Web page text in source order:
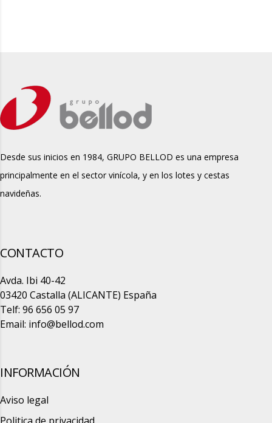
Desde sus inicios en 1984, GRUPO BELLOD es una empresa
principalmente en el sector vinícola, y en los lotes y cestas
navideñas.
CONTACTO
Avda. Ibi 40-42
03420 Castalla (ALICANTE) España
Telf: 96 656 05 97
Email: info@bellod.com
INFORMACIÓN
Aviso legal